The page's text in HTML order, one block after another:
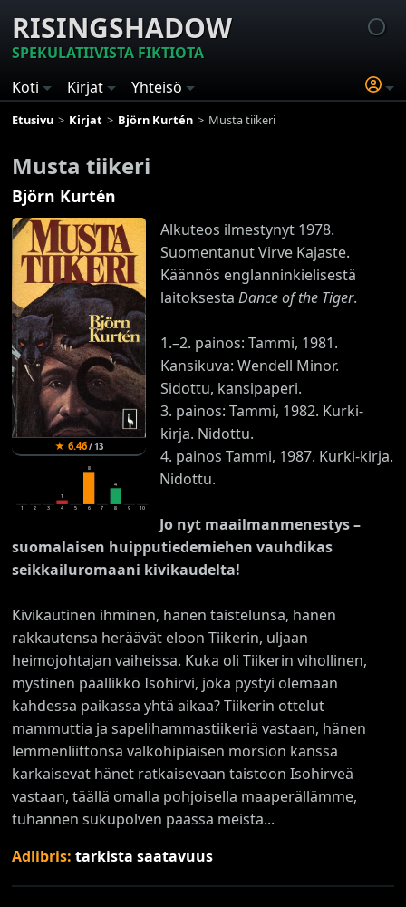
RISINGSHADOW
SPEKULATIIVISTA FIKTIOTA
Koti
Kirjat Yhteisö
Etusivu Kirjat Björn Kurtén Musta tiikeri
Musta tiikeri
Björn Kurtén
★6.46/13
1 2 3
1
4
5
8
6 7
4
8 9 10
Alkuteos ilmestynyt 1978.
Suomentanut Virve Kajaste.
Käännös englanninkielisestä
laitoksesta Dance of the Tiger.
1.–2. painos: Tammi, 1981.
Kansikuva: Wendell Minor.
Sidottu, kansipaperi.
3. painos: Tammi, 1982. Kurki-
kirja. Nidottu.
4. painos Tammi, 1987. Kurki-kirja.
Nidottu.
Jo nyt maailmanmenestys –
suomalaisen huipputiedemiehen vauhdikas
seikkailuromaani kivikaudelta!
Kivikautinen ihminen, hänen taistelunsa, hänen
rakkautensa heräävät eloon Tiikerin, uljaan
heimojohtajan vaiheissa. Kuka oli Tiikerin vihollinen,
mystinen päällikkö Isohirvi, joka pystyi olemaan
kahdessa paikassa yhtä aikaa? Tiikerin ottelut
mammuttia ja sapelihammastiikeriä vastaan, hänen
lemmenliittonsa valkohipiäisen morsion kanssa
karkaisevat hänet ratkaisevaan taistoon Isohirveä
vastaan, täällä omalla pohjoisella maaperällämme,
tuhannen sukupolven päässä meistä...
Adlibris:tarkista saatavuus